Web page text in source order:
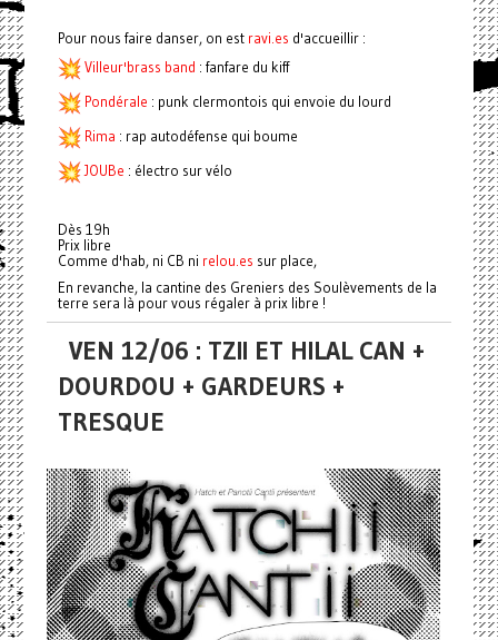
Pour nous faire danser, on est ravi.es d'accueillir :
Villeur'brass band : fanfare du kiff
Pondérale : punk clermontois qui envoie du lourd
Rima : rap autodéfense qui boume
JOUBe : électro sur vélo
Dès 19h
Prix libre
Comme d'hab, ni CB ni relou.es sur place,
En revanche, la cantine des Greniers des Soulèvements de la
terre sera là pour vous régaler à prix libre !
VEN 12/06 : TZII ET HILAL CAN +
DOURDOU + GARDEURS +
TRESQUE